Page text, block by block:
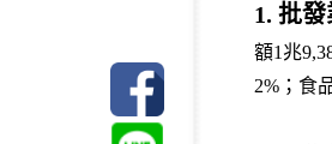
1. 批發
額1兆
2%；食